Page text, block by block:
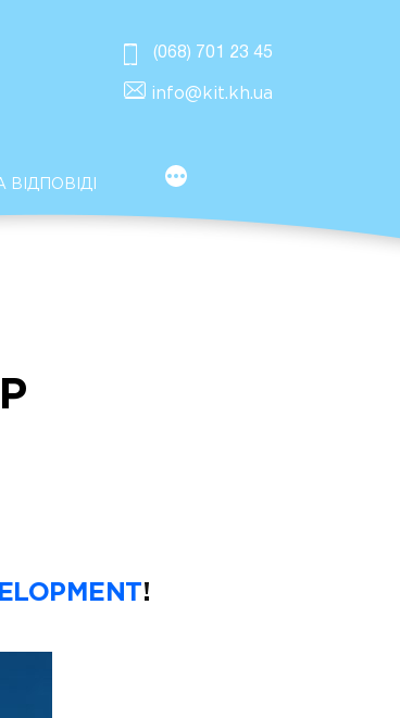
(068) 701 23 45
info@kit.kh.ua
MORE
!